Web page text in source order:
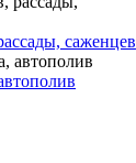
саженцев